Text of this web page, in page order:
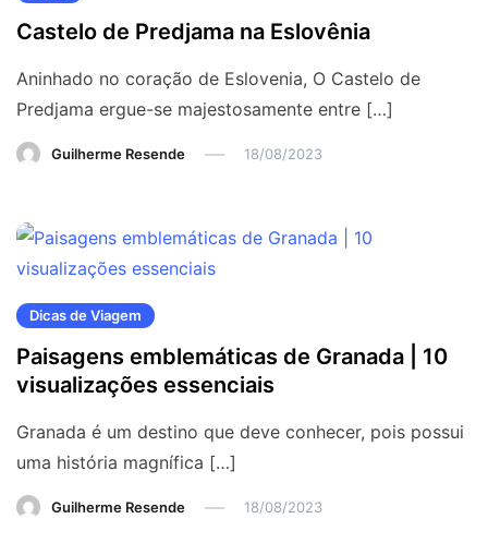
Castelo de Predjama na Eslovênia
Aninhado no coração de Eslovenia, O Castelo de
Predjama ergue-se majestosamente entre […]
Guilherme Resende 18/08/2023
Dicas de Viagem
Paisagens emblemáticas de Granada | 10
visualizações essenciais
Granada é um destino que deve conhecer, pois possui
uma história magnífica […]
Guilherme Resende 18/08/2023